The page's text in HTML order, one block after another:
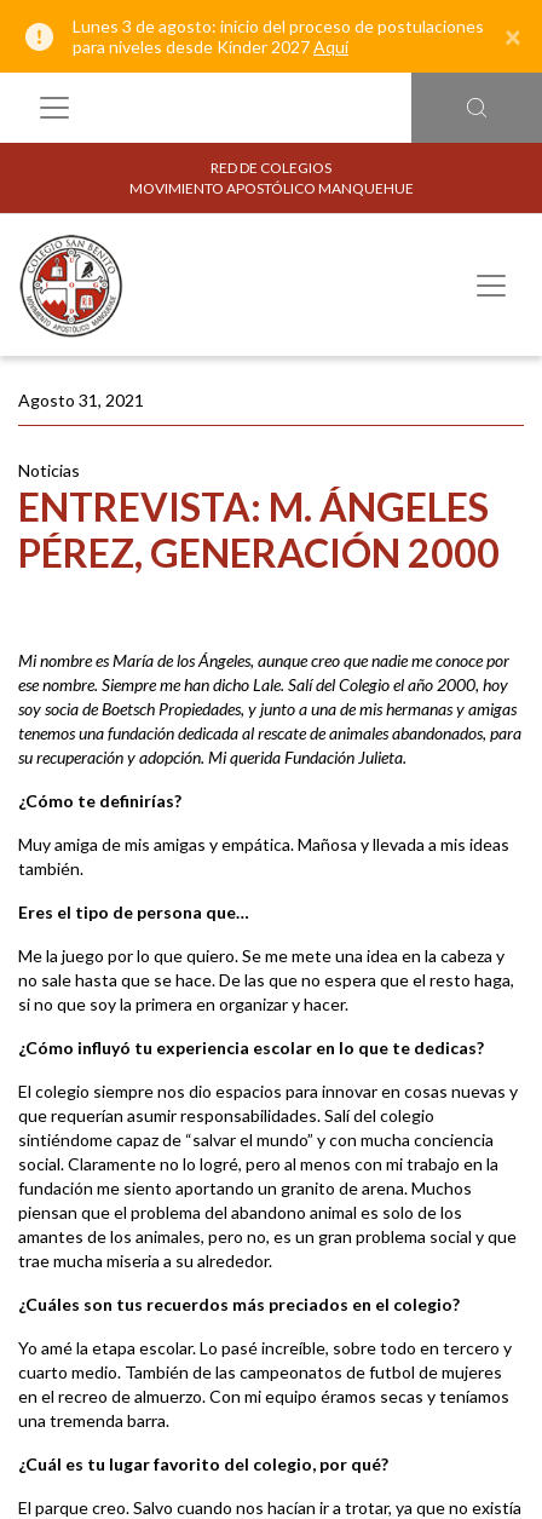
Lunes 3 de agosto: inicio del proceso de postulaciones
para niveles desde Kínder 2027Aquí ×
RED DE COLEGIOS
MOVIMIENTO APOSTÓLICO MANQUEHUE
Agosto 31, 2021
Noticias
ENTREVISTA: M. ÁNGELES
PÉREZ, GENERACIÓN 2000
Mi nombre es María de los Ángeles, aunque creo que nadie me conoce por
ese nombre. Siempre me han dicho Lale. Salí del Colegio el año 2000, hoy
soy socia de Boetsch Propiedades, y junto a una de mis hermanas y amigas
tenemos una fundación dedicada al rescate de animales abandonados, para
su recuperación y adopción. Mi querida Fundación Julieta.
¿Cómo te definirías?
Muy amiga de mis amigas y empática. Mañosa y llevada a mis ideas
también.
Eres el tipo de persona que…
Me la juego por lo que quiero. Se me mete una idea en la cabeza y
no sale hasta que se hace. De las que no espera que el resto haga,
si no que soy la primera en organizar y hacer.
¿Cómo influyó tu experiencia escolar en lo que te dedicas?
El colegio siempre nos dio espacios para innovar en cosas nuevas y
que requerían asumir responsabilidades. Salí del colegio
sintiéndome capaz de “salvar el mundo” y con mucha conciencia
social. Claramente no lo logré, pero al menos con mi trabajo en la
fundación me siento aportando un granito de arena. Muchos
piensan que el problema del abandono animal es solo de los
amantes de los animales, pero no, es un gran problema social y que
trae mucha miseria a su alrededor.
¿Cuáles son tus recuerdos más preciados en el colegio?
Yo amé la etapa escolar. Lo pasé increíble, sobre todo en tercero y
cuarto medio. También de las campeonatos de futbol de mujeres
en el recreo de almuerzo. Con mi equipo éramos secas y teníamos
una tremenda barra.
¿Cuál es tu lugar favorito del colegio, por qué?
El parque creo. Salvo cuando nos hacían ir a trotar, ya que no existía